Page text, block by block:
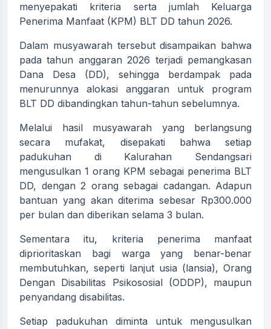
menyepakati kriteria serta jumlah Keluarga
Penerima Manfaat (KPM) BLT DD tahun 2026.
Dalam musyawarah tersebut disampaikan bahwa
pada tahun anggaran 2026 terjadi pemangkasan
Dana Desa (DD), sehingga berdampak pada
menurunnya alokasi anggaran untuk program
BLT DD dibandingkan tahun-tahun sebelumnya.
Melalui hasil musyawarah yang berlangsung
secara mufakat, disepakati bahwa setiap
padukuhan di Kalurahan Sendangsari
mengusulkan 1 orang KPM sebagai penerima BLT
DD, dengan 2 orang sebagai cadangan. Adapun
bantuan yang akan diterima sebesar Rp300.000
per bulan dan diberikan selama 3 bulan.
Sementara itu, kriteria penerima manfaat
diprioritaskan bagi warga yang benar-benar
membutuhkan, seperti lanjut usia (lansia), Orang
Dengan Disabilitas Psikososial (ODDP), maupun
penyandang disabilitas.
Setiap padukuhan diminta untuk mengusulkan